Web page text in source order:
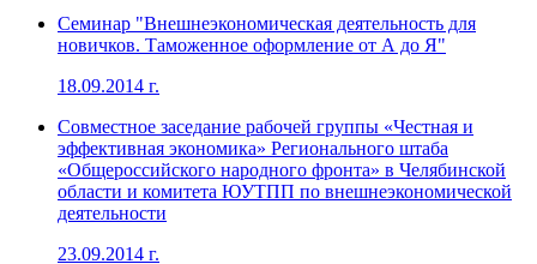
Семинар "Внешнеэкономическая деятельность для
новичков. Таможенное оформление от А до Я"
18.09.2014 г.
Совместное заседание рабочей группы «Честная и
эффективная экономика» Регионального штаба
«Общероссийского народного фронта» в Челябинской
области и комитета ЮУТПП по внешнеэкономической
деятельности
23.09.2014 г.